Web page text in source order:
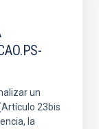
un
23bis
la